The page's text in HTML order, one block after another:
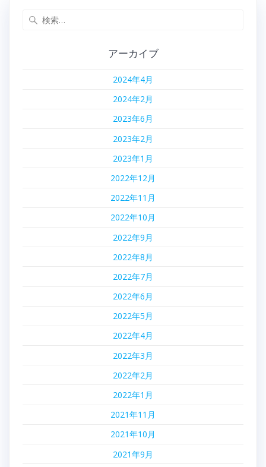
アーカイブ
2024年4月
2024年2月
2023年6月
2023年2月
2023年1月
2022年12月
2022年11月
2022年10月
2022年9月
2022年8月
2022年7月
2022年6月
2022年5月
2022年4月
2022年3月
2022年2月
2022年1月
2021年11月
2021年10月
2021年9月